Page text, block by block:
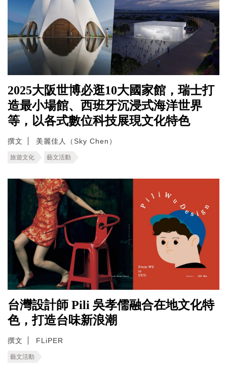
2025大阪世博必逛10大國家館，瑞士打
造最小場館、西班牙沉浸式海洋世界
等，以各式數位科技展現文化特色
撰文 美麗佳人（Sky Chen）
旅遊文化 藝文活動
台灣設計師 Pili 吳孝儒融合在地文化特
色，打造台味新浪潮
撰文 FLiPER
藝文活動